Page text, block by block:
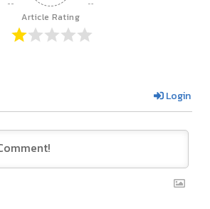
Article Rating
Login